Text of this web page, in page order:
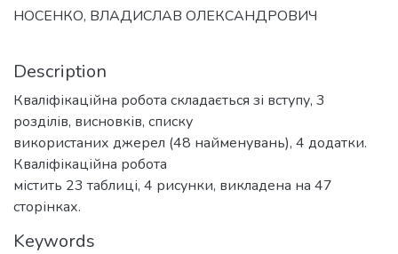
НОСЕНКО, ВЛАДИСЛАВ ОЛЕКСАНДРОВИЧ
Description
Кваліфікаційна робота складається зі вступу, 3
розділів, висновків, списку
використаних джерел (48 найменувань), 4 додатки.
Кваліфікаційна робота
містить 23 таблиці, 4 рисунки, викладена на 47
сторінках.
Keywords